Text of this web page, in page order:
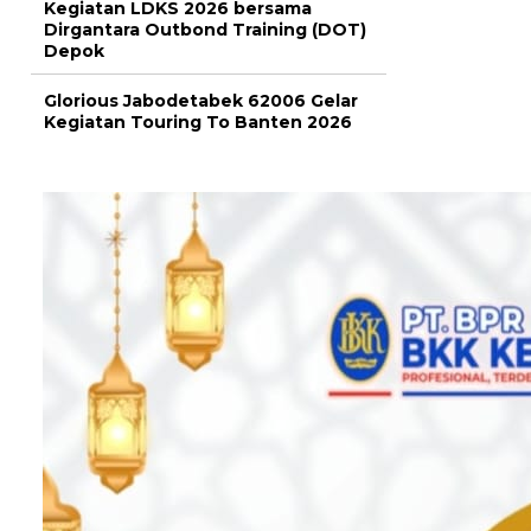
Kegiatan LDKS 2026 bersama
Dirgantara Outbond Training (DOT)
Depok
Glorious Jabodetabek 62006 Gelar
Kegiatan Touring To Banten 2026